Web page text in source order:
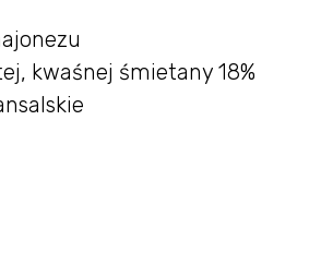
kwaśnej śmietany 18%